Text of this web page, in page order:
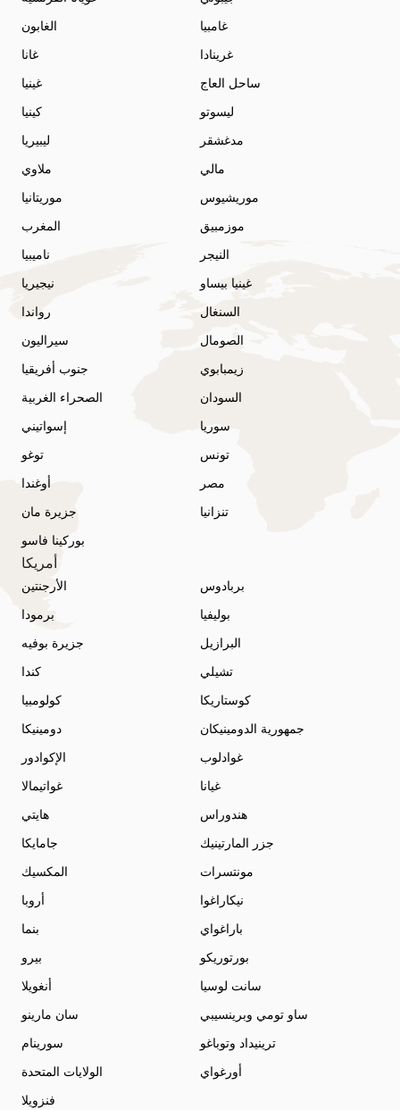
الغابون
غامبيا
غانا
غرينادا
غينيا
ساحل العاج
كينيا
ليسوتو
ليبيريا
مدغشقر
ملاوي
مالي
موريتانيا
موريشيوس
المغرب
موزمبيق
ناميبيا
النيجر
نيجيريا
غينيا بيساو
رواندا
السنغال
سيراليون
الصومال
جنوب أفريقيا
زيمبابوي
الصحراء الغربية
السودان
إسواتيني
سوريا
توغو
تونس
أوغندا
مصر
جزيرة مان
تنزانيا
بوركينا فاسو
أمريكا
الأرجنتين
بربادوس
برمودا
بوليفيا
جزيرة بوفيه
البرازيل
كندا
تشيلي
كولومبيا
كوستاريكا
دومينيكا
جمهورية الدومينيكان
الإكوادور
غوادلوب
غواتيمالا
غيانا
هايتي
هندوراس
جامايكا
جزر المارتينيك
المكسيك
مونتسرات
أروبا
نيكاراغوا
بنما
باراغواي
بيرو
بورتوريكو
أنغويلا
سانت لوسيا
سان مارينو
ساو تومي وبرينسيبي
سورينام
ترينيداد وتوباغو
الولايات المتحدة
أورغواي
فنزويلا